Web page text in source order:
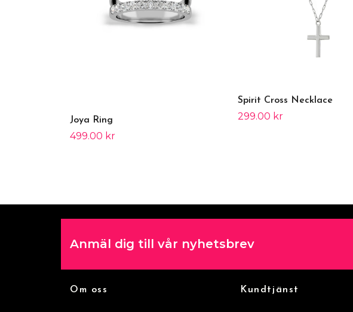
Joya Ring
499.00 kr
Spirit Cross Necklace
299.00 kr
Anmäl dig till vår nyhetsbrev
Om oss Kundtjänst